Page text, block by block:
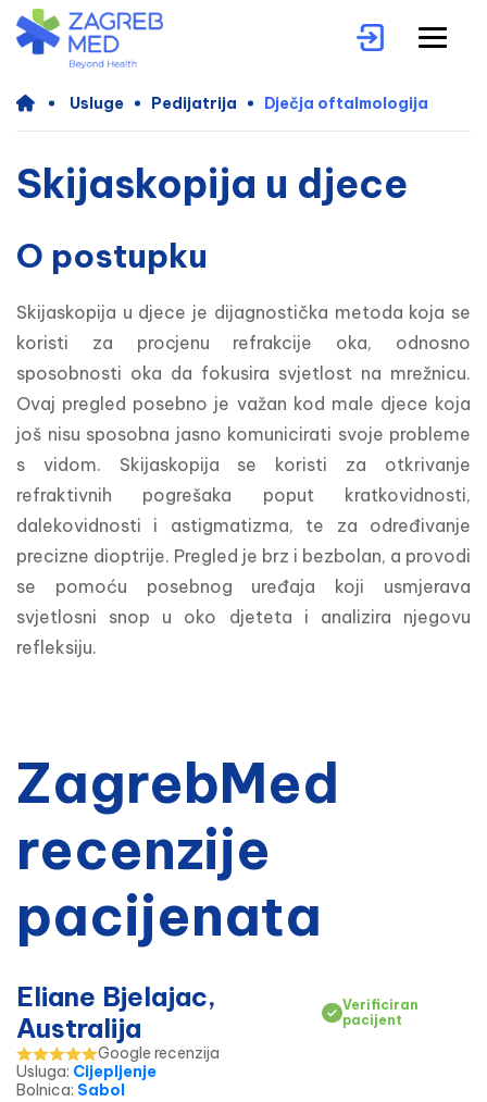
Usluge Pedijatrija Dječja oftalmologija
Skijaskopija u djece
O postupku
Skijaskopija u djece je dijagnostička metoda koja se
koristi za procjenu refrakcije oka, odnosno
sposobnosti oka da fokusira svjetlost na mrežnicu.
Ovaj pregled posebno je važan kod male djece koja
još nisu sposobna jasno komunicirati svoje probleme
s vidom. Skijaskopija se koristi za otkrivanje
refraktivnih pogrešaka poput kratkovidnosti,
dalekovidnosti i astigmatizma, te za određivanje
precizne dioptrije. Pregled je brz i bezbolan, a provodi
se pomoću posebnog uređaja koji usmjerava
svjetlosni snop u oko djeteta i analizira njegovu
refleksiju.
ZagrebMed
recenzije
pacijenata
Eliane Bjelajac,
Australija
Verificiran
pacijent
Google recenzija
Usluga: Cijepljenje
Bolnica: Sabol